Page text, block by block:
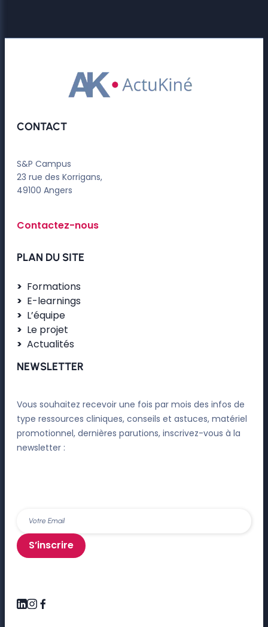
CONTACT
S&P Campus
23 rue des Korrigans,
49100 Angers
Contactez-nous
PLAN DU SITE
Formations
E-learnings
L’équipe
Le projet
Actualités
NEWSLETTER
Vous souhaitez recevoir une fois par mois des infos de
type ressources cliniques, conseils et astuces, matériel
promotionnel, dernières parutions, inscrivez-vous à la
newsletter :
S’inscrire